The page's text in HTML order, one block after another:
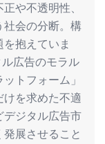
や不透明性、
社会の分断。構
抱えていま
広告のモラル
トフォーム」
を求めた不適
デジタル広告市
展させること